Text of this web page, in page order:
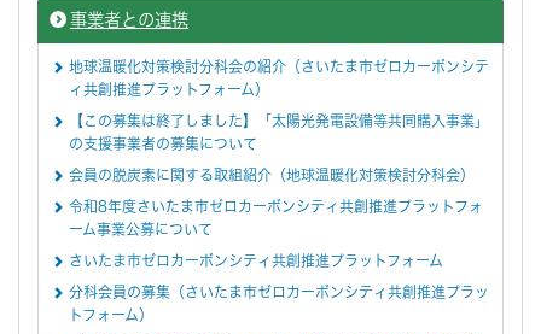
事業者との連携
地球温暖化対策検討分科会の紹介（さいたま市ゼロカーボンシテ
ィ共創推進プラットフォーム）
【この募集は終了しました】「太陽光発電設備等共同購入事業」
の支援事業者の募集について
会員の脱炭素に関する取組紹介（地球温暖化対策検討分科会）
令和8年度さいたま市ゼロカーボンシティ共創推進プラットフォ
ーム事業公募について
さいたま市ゼロカーボンシティ共創推進プラットフォーム
分科会員の募集（さいたま市ゼロカーボンシティ共創推進プラッ
トフォーム）